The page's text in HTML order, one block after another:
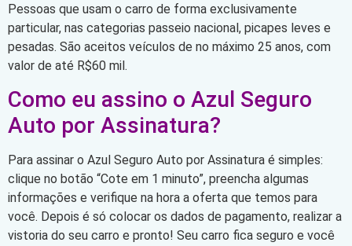
Pessoas que usam o carro de forma exclusivamente
particular, nas categorias passeio nacional, picapes leves e
pesadas. São aceitos veículos de no máximo 25 anos, com
valor de até R$60 mil.
Como eu assino o Azul Seguro
Auto por Assinatura?
Para assinar o Azul Seguro Auto por Assinatura é simples:
clique no botão “Cote em 1 minuto”, preencha algumas
informações e verifique na hora a oferta que temos para
você. Depois é só colocar os dados de pagamento, realizar a
vistoria do seu carro e pronto! Seu carro fica seguro e você